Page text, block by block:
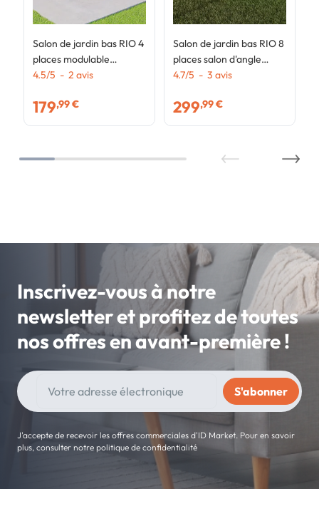
Salon de jardin bas RIO 4
places modulable
structure métal noir,
avec coussins noirs
4.5/5 - 2 avis
179,99 €
Salon de jardin bas RIO 8
places salon d'angle
structure métal et
et coussins noir
4.7/5 - 3 avis
299,99 €
Inscrivez-vous à notre
newsletter et profitez de toutes
nos offres en avant-première !
J'accepte de recevoir les offres commerciales d'ID Market. Pour en savoir
plus, consulter notre politique de confidentialité